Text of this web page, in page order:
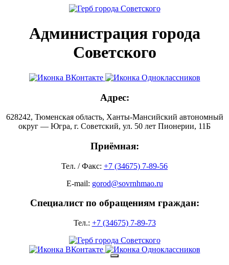
Администрация города
Советского
Адрес:
628242, Тюменская область, Ханты-Мансийский автономный
округ — Югра, г. Советский, ул. 50 лет Пионерии, 11Б
Приёмная:
Тел. / Факс: +7 (34675) 7-89-56
E-mail: gorod@sovrnhmao.ru
Специалист по обращениям граждан:
Тел.: +7 (34675) 7-89-73